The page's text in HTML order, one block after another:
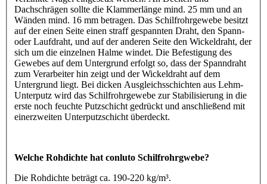
Dachschrägen sollte die Klammerlänge mind. 25 mm und an
Wänden mind. 16 mm betragen. Das Schilfrohrgewebe besitzt
auf der einen Seite einen straff gespannten Draht, den Spann-
oder Laufdraht, und auf der anderen Seite den Wickeldraht, der
sich um die einzelnen Halme windet. Die Befestigung des
Gewebes auf dem Untergrund erfolgt so, dass der Spanndraht
zum Verarbeiter hin zeigt und der Wickeldraht auf dem
Untergrund liegt. Bei dicken Ausgleichsschichten aus Lehm-
Unterputz wird das Schilfrohrgewebe zur Stabilisierung in die
erste noch feuchte Putzschicht gedrückt und anschließend mit
einerzweiten Unterputzschicht überdeckt.
Welche Rohdichte hat conluto Schilfrohrgwebe?
Die Rohdichte beträgt ca. 190-220 kg/m³.